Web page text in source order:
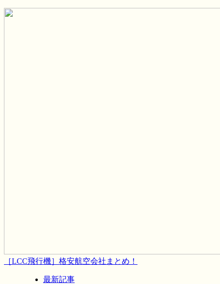
［LCC飛行機］格安航空会社まとめ！
最新記事